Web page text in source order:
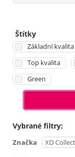
Štítky
Základní kvalita
Top kvalita
Green
Vybrané filtry:
Značka XD